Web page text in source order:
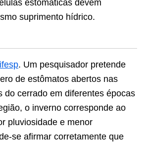
estomáticas devem
suprimento hídrico.
. Um pesquisador pretende
de estômatos abertos nas
do cerrado em diferentes épocas
o inverno corresponde ao
pluviosidade e menor
se afirmar corretamente que